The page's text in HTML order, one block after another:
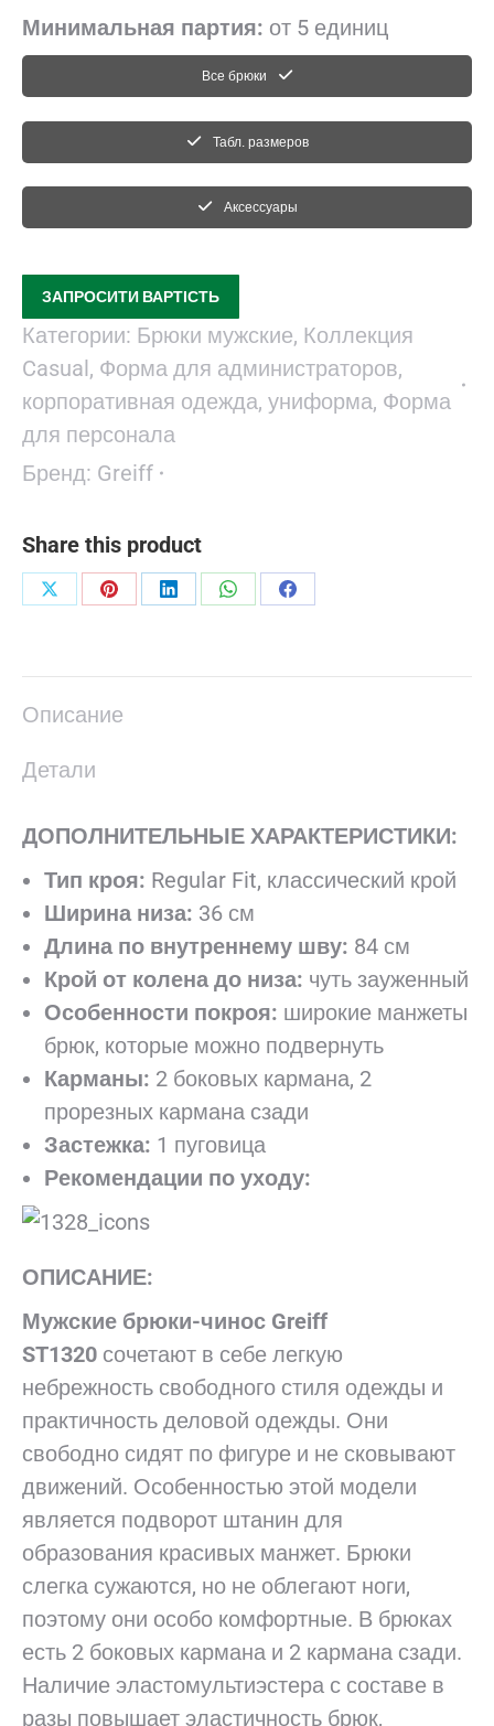
Минимальная партия: от 5 единиц
Все брюки
Табл. размеров
Аксессуары
ЗАПРОСИТИ ВАРТІСТЬ
Категории: Брюки мужские, Коллекция
Casual, Форма для администраторов,
корпоративная одежда, униформа, Форма
для персонала
Бренд: Greiff
Share this product
ПоделитьсяПоделитьсяПоделитьсяПоделитьсяПоделиться
Описание
Детали
ДОПОЛНИТЕЛЬНЫЕ ХАРАКТЕРИСТИКИ:
Тип кроя: Regular Fit, классический крой
Ширина низа: 36 см
Длина по внутреннему шву: 84 см
Крой от колена до низа: чуть зауженный
Особенности покроя: широкие манжеты
брюк, которые можно подвернуть
Карманы: 2 боковых кармана, 2
прорезных кармана сзади
Застежка: 1 пуговица
Рекомендации по уходу:
ОПИСАНИЕ:
Мужские брюки-чинос Greiff
ST1320 сочетают в себе легкую
небрежность свободного стиля одежды и
практичность деловой одежды. Они
свободно сидят по фигуре и не сковывают
движений. Особенностью этой модели
является подворот штанин для
образования красивых манжет. Брюки
слегка сужаются, но не облегают ноги,
поэтому они особо комфортные. В брюках
есть 2 боковых кармана и 2 кармана сзади.
Наличие эластомультиэстера с составе в
разы повышает эластичность брюк,